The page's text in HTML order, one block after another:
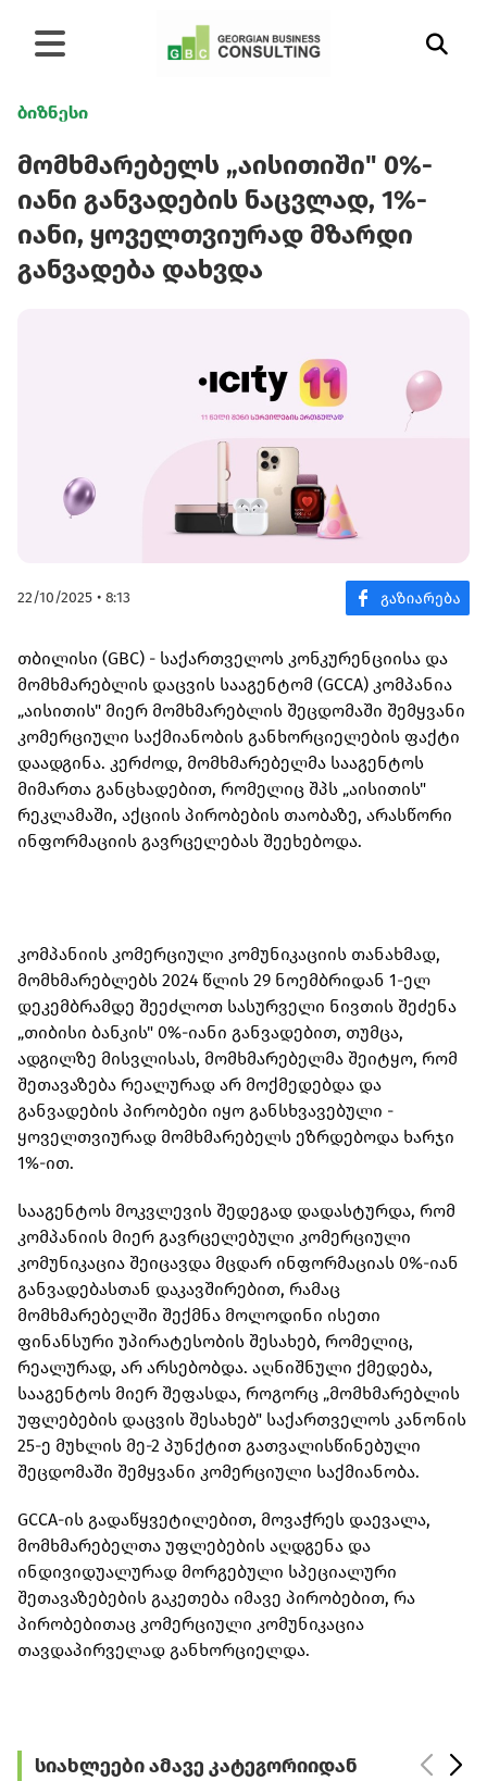
ბიზნესი
მომხმარებელს „აისითიში" 0%-
იანი განვადების ნაცვლად, 1%-
იანი, ყოველთვიურად მზარდი
განვადება დახვდა
22/10/2025 • 8:13
თბილისი (GBC) - საქართველოს კონკურენციისა და
მომხმარებლის დაცვის სააგენტომ (GCCA) კომპანია
„აისითის" მიერ მომხმარებლის შეცდომაში შემყვანი
კომერციული საქმიანობის განხორციელების ფაქტი
დაადგინა. კერძოდ, მომხმარებელმა სააგენტოს
მიმართა განცხადებით, რომელიც შპს „აისითის"
რეკლამაში, აქციის პირობების თაობაზე, არასწორი
ინფორმაციის გავრცელებას შეეხებოდა.
კომპანიის კომერციული კომუნიკაციის თანახმად,
მომხმარებლებს 2024 წლის 29 ნოემბრიდან 1-ელ
დეკემბრამდე შეეძლოთ სასურველი ნივთის შეძენა
„თიბისი ბანკის" 0%-იანი განვადებით, თუმცა,
ადგილზე მისვლისას, მომხმარებელმა შეიტყო, რომ
შეთავაზება რეალურად არ მოქმედებდა და
განვადების პირობები იყო განსხვავებული -
ყოველთვიურად მომხმარებელს ეზრდებოდა ხარჯი
1%-ით.
სააგენტოს მოკვლევის შედეგად დადასტურდა, რომ
კომპანიის მიერ გავრცელებული კომერციული
კომუნიკაცია შეიცავდა მცდარ ინფორმაციას 0%-იან
განვადებასთან დაკავშირებით, რამაც
მომხმარებელში შექმნა მოლოდინი ისეთი
ფინანსური უპირატესობის შესახებ, რომელიც,
რეალურად, არ არსებობდა. აღნიშნული ქმედება,
სააგენტოს მიერ შეფასდა, როგორც „მომხმარებლის
უფლებების დაცვის შესახებ" საქართველოს კანონის
25-ე მუხლის მე-2 პუნქტით გათვალისწინებული
შეცდომაში შემყვანი კომერციული საქმიანობა.
GCCA-ის გადაწყვეტილებით, მოვაჭრეს დაევალა,
მომხმარებელთა უფლებების აღდგენა და
ინდივიდუალურად მორგებული სპეციალური
შეთავაზებების გაკეთება იმავე პირობებით, რა
პირობებითაც კომერციული კომუნიკაცია
თავდაპირველად განხორციელდა.
სიახლეები ამავე კატეგორიიდან